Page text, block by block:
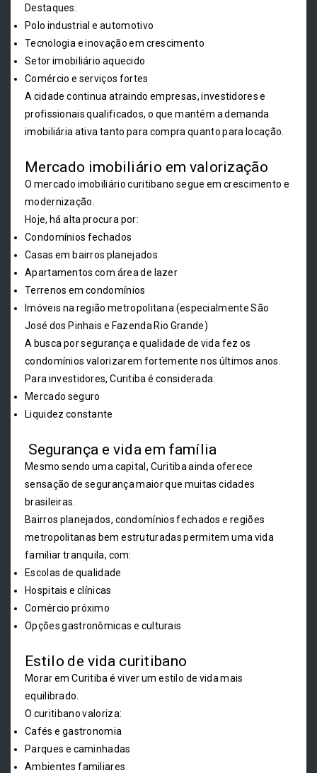
Destaques:
Polo industrial e automotivo
Tecnologia e inovação em crescimento
Setor imobiliário aquecido
Comércio e serviços fortes
A cidade continua atraindo empresas, investidores e
profissionais qualificados, o que mantém a demanda
imobiliária ativa tanto para compra quanto para locação.
Mercado imobiliário em valorização
O mercado imobiliário curitibano segue em crescimento e
modernização.
Hoje, há alta procura por:
Condomínios fechados
Casas em bairros planejados
Apartamentos com área de lazer
Terrenos em condomínios
Imóveis na região metropolitana (especialmente São
José dos Pinhais e Fazenda Rio Grande)
A busca por segurança e qualidade de vida fez os
condomínios valorizarem fortemente nos últimos anos.
Para investidores, Curitiba é considerada:
Mercado seguro
Liquidez constante
Segurança e vida em família
Mesmo sendo uma capital, Curitiba ainda oferece
sensação de segurança maior que muitas cidades
brasileiras.
Bairros planejados, condomínios fechados e regiões
metropolitanas bem estruturadas permitem uma vida
familiar tranquila, com:
Escolas de qualidade
Hospitais e clínicas
Comércio próximo
Opções gastronômicas e culturais
Estilo de vida curitibano
Morar em Curitiba é viver um estilo de vida mais
equilibrado.
O curitibano valoriza:
Cafés e gastronomia
Parques e caminhadas
Ambientes familiares